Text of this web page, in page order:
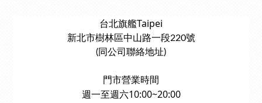
台北旗艦Taipei
新北市樹林區中山路一段220號
(同公司聯絡地址)
門市營業時間
週一至週六10:00~20:00